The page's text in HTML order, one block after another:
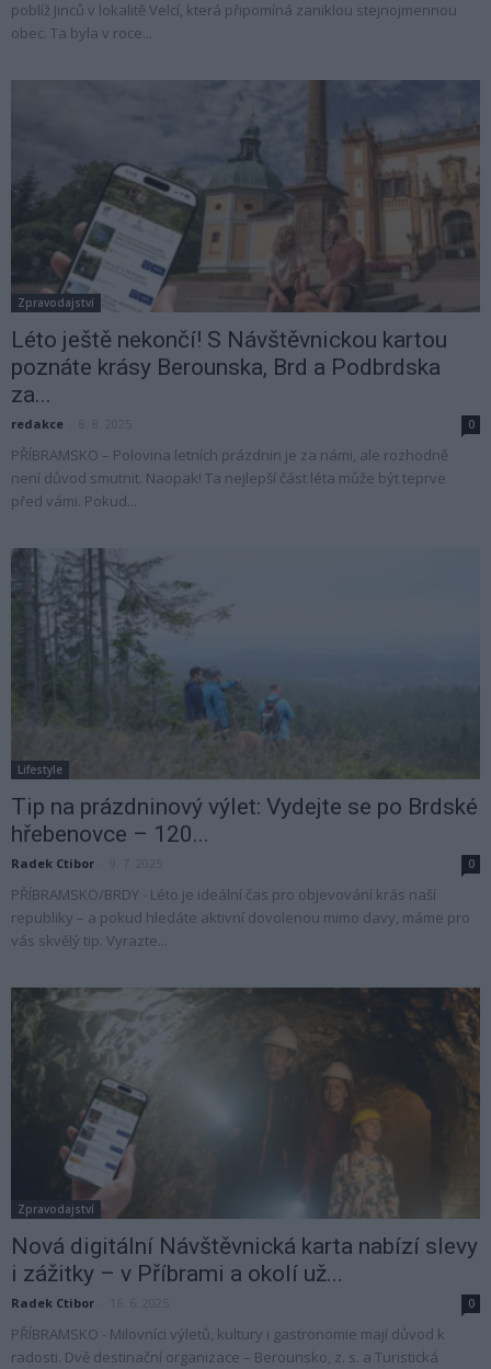
poblíž Jinců v lokalitě Velcí, která připomíná zaniklou stejnojmennou
obec. Ta byla v roce...
Zpravodajství
Léto ještě nekončí! S Návštěvnickou kartou
poznáte krásy Berounska, Brd a Podbrdska
za...
redakce 0
PŘÍBRAMSKO – Polovina letních prázdnin je za námi, ale rozhodně
není důvod smutnit. Naopak! Ta nejlepší část léta může být teprve
před vámi. Pokud...
Lifestyle
Tip na prázdninový výlet: Vydejte se po Brdské
hřebenovce – 120...
Radek Ctibor 0
PŘÍBRAMSKO/BRDY - Léto je ideální čas pro objevování krás naší
republiky – a pokud hledáte aktivní dovolenou mimo davy, máme pro
vás skvělý tip. Vyrazte...
Zpravodajství
Nová digitální Návštěvnická karta nabízí slevy
i zážitky – v Příbrami a okolí už...
Radek Ctibor 0
PŘÍBRAMSKO - Milovníci výletů, kultury i gastronomie mají důvod k
radosti. Dvě destinační organizace – Berounsko, z. s. a Turistická